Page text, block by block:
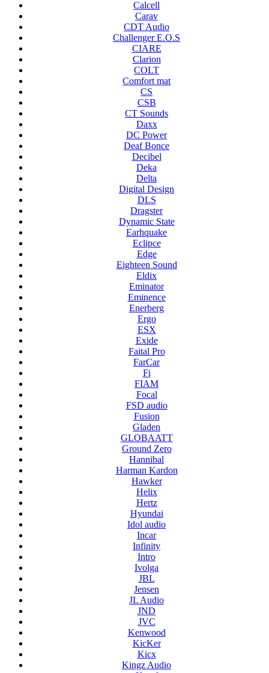
Calcell
Carav
CDT Audio
Challenger E.O.S
CIARE
Clarion
COLT
Comfort mat
CS
CSB
CT Sounds
Daxx
DC Power
Deaf Bonce
Decibel
Deka
Delta
Digital Design
DLS
Dragster
Dynamic State
Earhquake
Eclipce
Edge
Eighteen Sound
Eldix
Eminator
Eminence
Enerberg
Ergo
ESX
Exide
Faital Pro
FarCar
Fi
FIAM
Focal
FSD audio
Fusion
Gladen
GLOBAATT
Ground Zero
Hannibal
Harman Kardon
Hawker
Helix
Hertz
Hyundai
Idol audio
Incar
Infinity
Intro
Ivolga
JBL
Jensen
JL Audio
JND
JVC
Kenwood
KicKer
Kicx
Kingz Audio